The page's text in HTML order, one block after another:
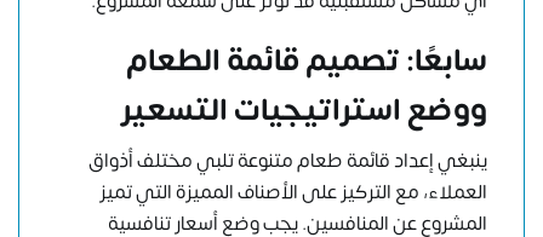
سابعًا: تصميم قائمة الطعام
ووضع استراتيجيات التسعير
ينبغي إعداد قائمة طعام متنوعة تلبي مختلف أذواق
العملاء، مع التركيز على الأصناف المميزة التي تميز
المشروع عن المنافسين. يجب وضع أسعار تنافسية